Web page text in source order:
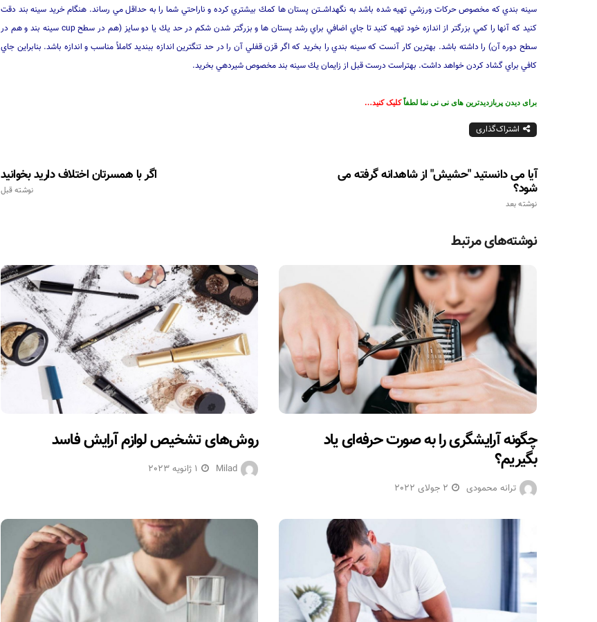
سينه بندي كه مخصوص حركات ورزشي تهيه شده باشد به نگهداشــتن پستان ها كمك بيشتري كرده و ناراحتي شما را به حداقل مي رساند. هنگام خريد سينه بند دقت
كنيد كه آنها را كمي بزرگتر از اندازه خود تهيه كنيد تا جاي اضافي براي رشد پستان ها و بزرگتر شدن شكم در حد يك يا دو سايز (هم در سطح cup سينه بند و هم در
سطح دوره آن) را داشته باشد. بهترين كار آنست كه سينه بندي را بخريد كه اگر قزن قفلي آن را در حد تنگترين اندازه ببنديد كاملاً مناسب و اندازه باشد. بنابراين جاي
كافي براي گشاد كردن خواهد داشت. بهتراست درست قبل از زايمان يك سينه بند مخصوص شيردهي بخريد.
برای دیدن پربازدیدترین های نی نی نما لطفاًکلیک کنید…
اشتراک‌گذاری
اگر با همسرتان اختلاف دارید بخوانید
نوشته قبل
آیا می دانستید "حشیش" از شاهدانه گرفته می
شود؟
نوشته بعد
نوشته‌های مرتبط
روش‌های تشخیص لوازم آرایش فاسد
Milad 1 ژانویه 2023
چگونه آرایشگری را به صورت حرفه‌ای یاد
بگیریم؟
ترانه محمودی 2 جولای 2022